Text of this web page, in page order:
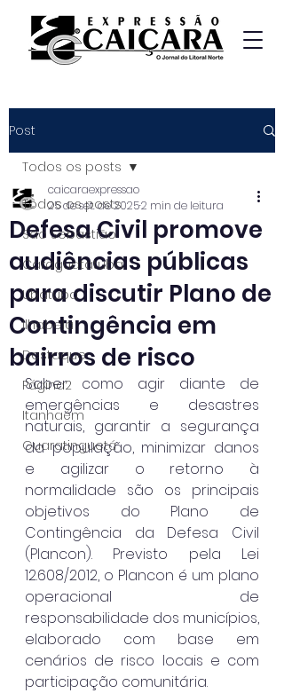
Post
Todos os posts
São Sebastião
Caraguatatuba
Ubatuba
Ilhabela
Destaque
Página2
Itanhaém
Guaratinguetá
Todos os posts
Defesa Civil promove
audiências públicas
para discutir Plano de
Contingência em
bairros de risco
caicaraexpressao
25 de set. de 20252 min de leitura
Saber como agir diante de
emergências e desastres
naturais, garantir a segurança
da população, minimizar danos
e agilizar o retorno à
normalidade são os principais
objetivos do Plano de
Contingência da Defesa Civil
(Plancon). Previsto pela Lei
12.608/2012, o Plancon é um plano
operacional de
responsabilidade dos municípios,
elaborado com base em
cenários de risco locais e com
participação comunitária.